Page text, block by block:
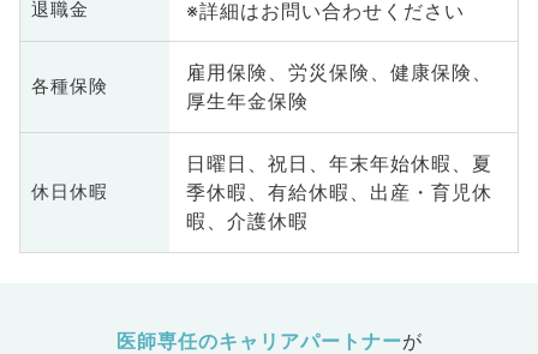
退職金 ※詳細はお問い合わせください
各種保険
雇用保険、労災保険、健康保険、
厚生年金保険
休日休暇
日曜日、祝日、年末年始休暇、夏
季休暇、有給休暇、出産・育児休
暇、介護休暇
医師専任のキャリアパートナーが